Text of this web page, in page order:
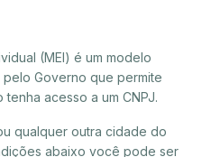
(MEI) é um modelo
Governo que permite
acesso a um CNPJ.
qualquer outra cidade do
abaixo você pode ser